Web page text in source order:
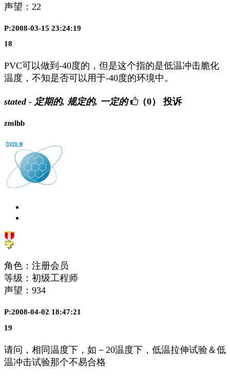
声望： 22
P:2008-03-15 23:24:19
18
PVC可以做到-40度的，但是这个指的是低温冲击脆化
温度，不知是否可以用于-40度的环境中。
stated - 定期的, 规定的, 一定的 （0） 投诉
zmlhb
角色：注册会员
等级：初级工程师
声望： 934
P:2008-04-02 18:47:21
19
请问，相同温度下，如－20温度下，低温拉伸试验＆低
温冲击试验那个不易合格